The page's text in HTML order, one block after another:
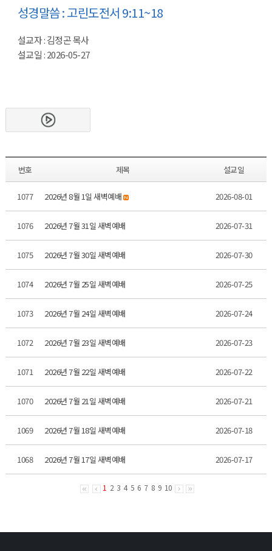
성경말씀 : 고린도전서 9:11~18
설교자 : 김정곤 목사
설교일 : 2026-05-27
번호 제목 설교일
1077 2026년 8월 1일 새벽예배 2026-08-01
1076 2026년 7월 31일 새벽예배 2026-07-31
1075 2026년 7월 30일 새벽예배 2026-07-30
1074 2026년 7월 25일 새벽예배 2026-07-25
1073 2026년 7월 24일 새벽예배 2026-07-24
1072 2026년 7월 23일 새벽예배 2026-07-23
1071 2026년 7월 22일 새벽예배 2026-07-22
1070 2026년 7월 21일 새벽예배 2026-07-21
1069 2026년 7월 18일 새벽예배 2026-07-18
1068 2026년 7월 17일 새벽예배 2026-07-17
1 2 3 4 5 6 7 8 9 10